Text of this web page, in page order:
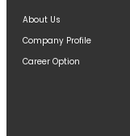
About Us
Company Profile
Career Option